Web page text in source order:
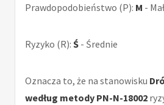
Prawdopodobieństwo (P): M -
Ryzyko (R): Ś - Średnie
Oznacza to, że na stanowisku
według metody PN-N-18002